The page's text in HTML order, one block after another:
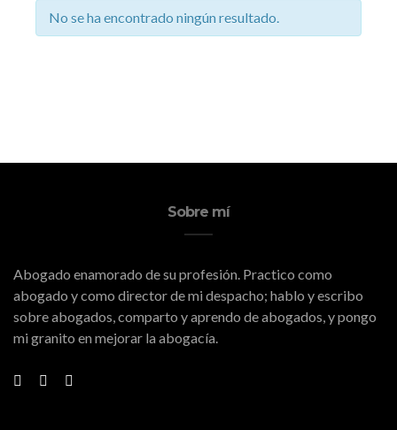
No se ha encontrado ningún resultado.
Sobre mí
Abogado enamorado de su profesión. Practico como
abogado y como director de mi despacho; hablo y escribo
sobre abogados, comparto y aprendo de abogados, y pongo
mi granito en mejorar la abogacía.